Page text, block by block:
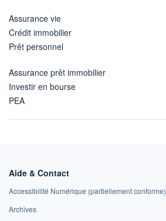
Assurance vie
Crédit immobilier
Prêt personnel
Assurance prêt immobilier
Investir en bourse
PEA
Aide & Contact
Accessibilité Numérique (partiellement conforme)
Archives